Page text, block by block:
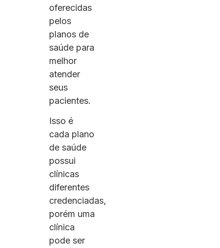
oferecidas
pelos
planos de
saúde para
melhor
atender
seus
pacientes.
Isso é
cada plano
de saúde
possui
clínicas
diferentes
credenciadas,
porém uma
clínica
pode ser